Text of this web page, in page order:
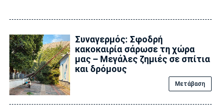
Συναγερμός: Σφοδρή
κακοκαιρία σάρωσε τη χώρα
μας – Μεγάλες ζημιές σε σπίτια
και δρόμους
Μετάβαση